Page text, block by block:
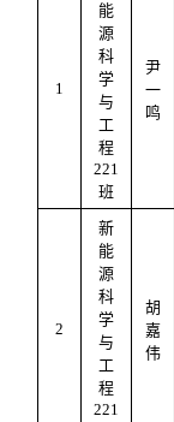
1
能
源
科
学
与
工
程
221
班
尹
一
鸣
2
新
能
源
科
学
与
工
程
221
胡
嘉
伟